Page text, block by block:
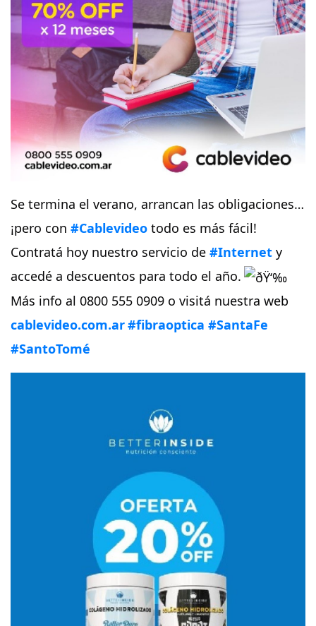
Se termina el verano, arrancan las obligaciones…
¡pero con #Cablevideo todo es más fácil!
Contratá hoy nuestro servicio de #Internet y
accedé a descuentos para todo el año.
Más info al 0800 555 0909 o visitá nuestra web
cablevideo.com.ar#fibraoptica #SantaFe
#SantoTomé